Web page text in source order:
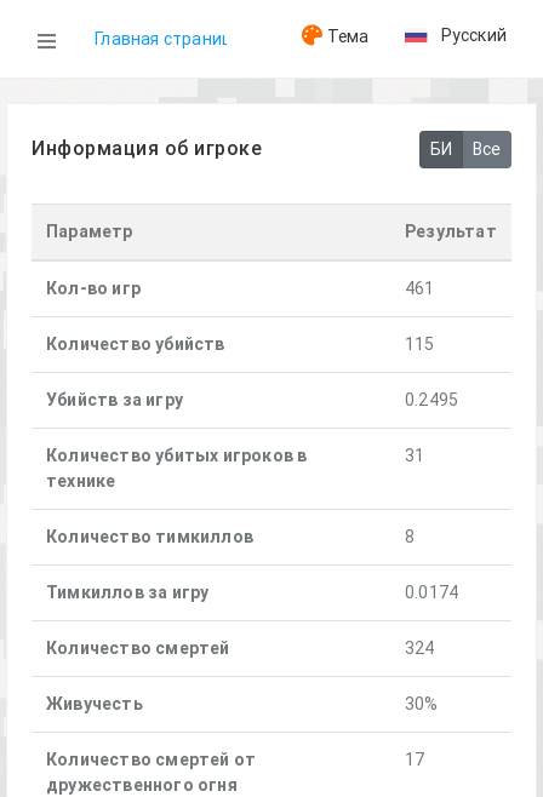
Главная страница Тема Русский
Информация об игроке БИ Все
Параметр Результат
Кол-во игр 461
Количество убийств 115
Убийств за игру 0.2495
Количество убитых игроков в
технике
31
Количество тимкиллов 8
Тимкиллов за игру 0.0174
Количество смертей 324
Живучесть 30%
Количество смертей от
дружественного огня
17